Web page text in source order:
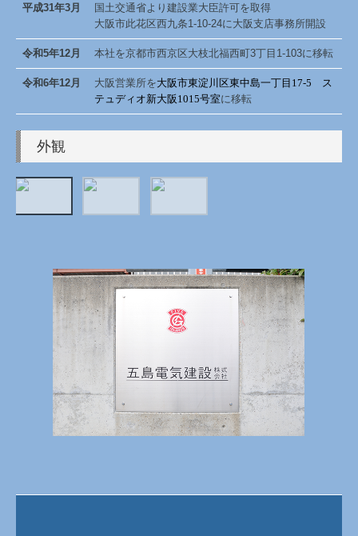
平成31年3月
国土交通省より建設業大臣許可を取得
大阪市此花区西九条1-10-24に大阪支店事務所開設
令和5年12月 本社を京都市西京区大枝北福西町3丁目1-103に移転
令和6年12月 大阪営業所を大阪市東淀川区東中島一丁目17-5 ス
テュディオ新大阪1015号室に移転
外観